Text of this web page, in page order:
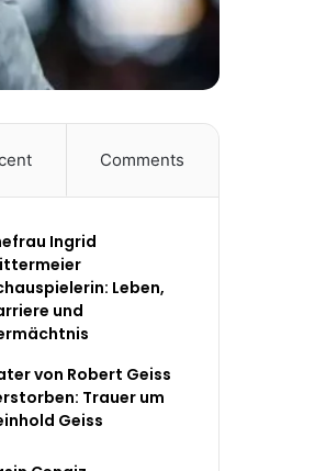
Comments
Ingrid
Leben,
und
von Robert Geiss
Trauer um
Geiss